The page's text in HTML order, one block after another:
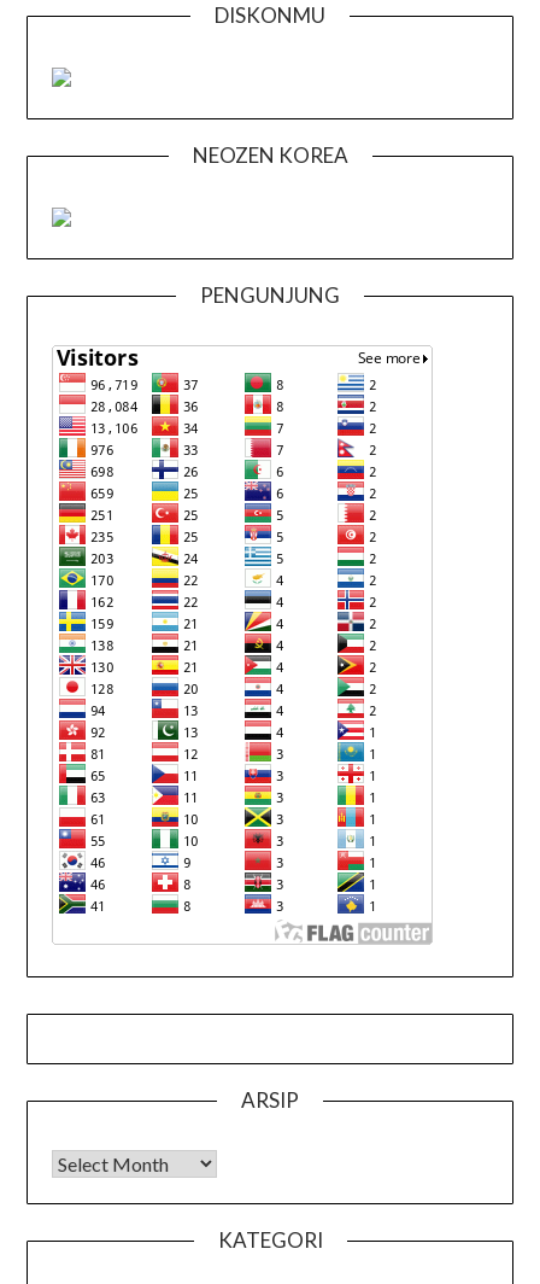
DISKONMU
NEOZEN KOREA
PENGUNJUNG
ARSIP
Arsip
KATEGORI